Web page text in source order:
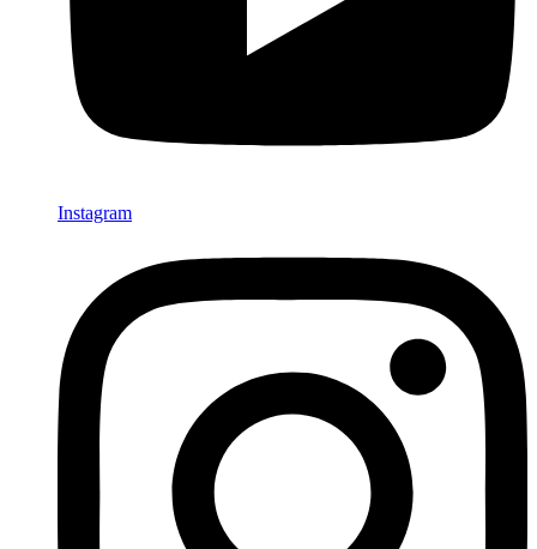
Instagram